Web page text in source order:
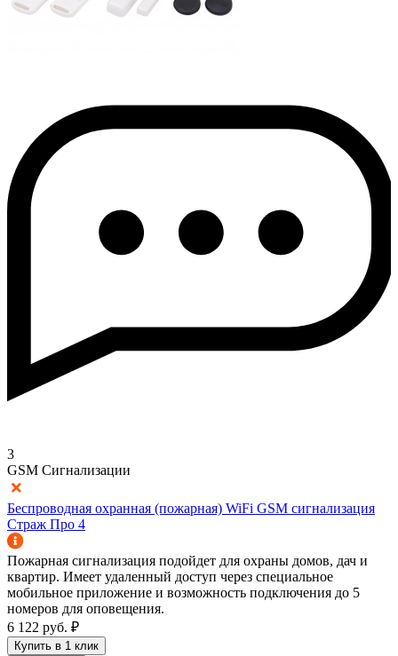
3
GSM Сигнализации
Беспроводная охранная (пожарная) WiFi GSM сигнализация
Страж Про 4
Пожарная сигнализация подойдет для охраны домов, дач и
квартир. Имеет удаленный доступ через специальное
мобильное приложение и возможность подключения до 5
номеров для оповещения.
6 122 руб. ₽
Купить в 1 клик